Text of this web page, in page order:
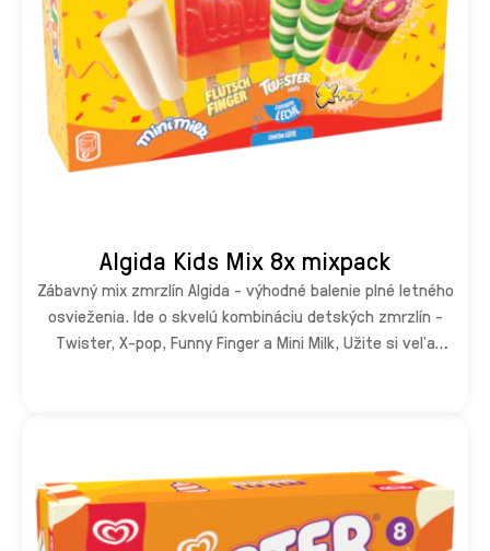
Algida Kids Mix 8x mixpack
Zábavný mix zmrzlín Algida - výhodné balenie plné letného
osvieženia. Ide o skvelú kombináciu detských zmrzlín -
Twister, X-pop, Funny Finger a Mini Milk, Užite si veľa